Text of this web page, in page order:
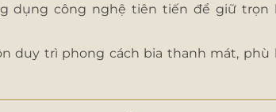
dụng công nghệ tiên tiến để giữ trọn
duy trì phong cách bia thanh mát, phù